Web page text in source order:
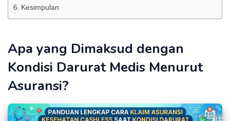
Kesimpulan
Apa yang Dimaksud dengan
Kondisi Darurat Medis Menurut
Asuransi?